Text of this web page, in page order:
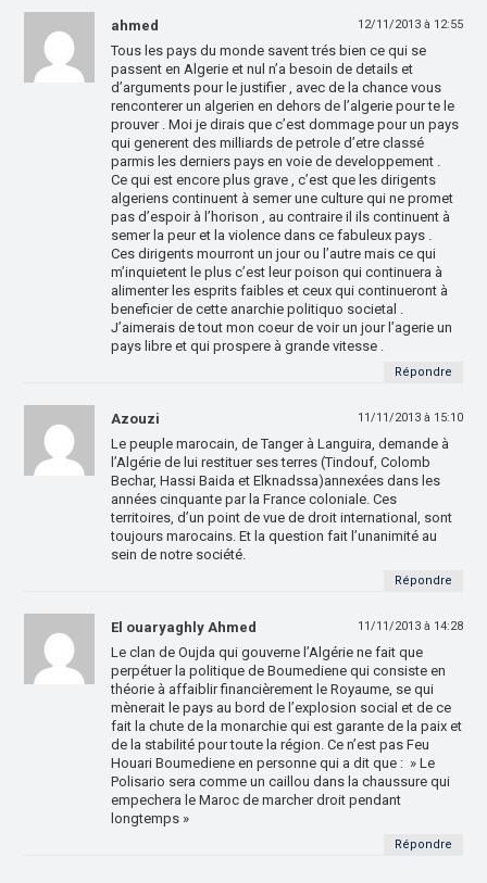
ahmed 12/11/2013 à 12:55
Tous les pays du monde savent trés bien ce qui se
passent en Algerie et nul n’a besoin de details et
d’arguments pour le justifier , avec de la chance vous
renconterer un algerien en dehors de l’algerie pour te le
prouver . Moi je dirais que c’est dommage pour un pays
qui generent des milliards de petrole d’etre classé
parmis les derniers pays en voie de developpement .
Ce qui est encore plus grave , c’est que les dirigents
algeriens continuent à semer une culture qui ne promet
pas d’espoir à l’horison , au contraire il ils continuent à
semer la peur et la violence dans ce fabuleux pays .
Ces dirigents mourront un jour ou l’autre mais ce qui
m’inquietent le plus c’est leur poison qui continuera à
alimenter les esprits faibles et ceux qui continueront à
beneficier de cette anarchie politiquo societal .
J’aimerais de tout mon coeur de voir un jour l’agerie un
pays libre et qui prospere à grande vitesse .
Répondre
Azouzi 11/11/2013 à 15:10
Le peuple marocain, de Tanger à Languira, demande à
l’Algérie de lui restituer ses terres (Tindouf, Colomb
Bechar, Hassi Baida et Elknadssa)annexées dans les
années cinquante par la France coloniale. Ces
territoires, d’un point de vue de droit international, sont
toujours marocains. Et la question fait l’unanimité au
sein de notre société.
Répondre
El ouaryaghly Ahmed 11/11/2013 à 14:28
Le clan de Oujda qui gouverne l’Algérie ne fait que
perpétuer la politique de Boumediene qui consiste en
théorie à affaiblir financièrement le Royaume, se qui
mènerait le pays au bord de l’explosion social et de ce
fait la chute de la monarchie qui est garante de la paix et
de la stabilité pour toute la région. Ce n’est pas Feu
Houari Boumediene en personne qui a dit que : » Le
Polisario sera comme un caillou dans la chaussure qui
empechera le Maroc de marcher droit pendant
longtemps »
Répondre